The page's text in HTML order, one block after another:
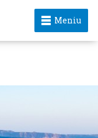
Meniu